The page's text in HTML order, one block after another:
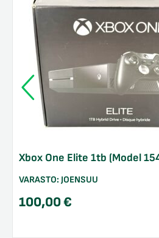
Xbox One Elite 1tb (Model
VARASTO: JOENSUU
100,00€